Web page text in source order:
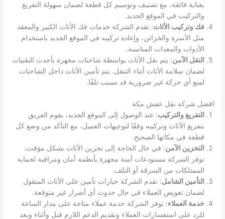
بعناية فائقة، مع تصنيف وتوسيم كل قطعة لضمان سهولة التفريغ
والتركيب في الموقع الجديد.
فك وتركيب الأثاث: تقدم الشركة خدمات فك الأثاث الكبير والمعقد
مثل الأسرة والخزائن، وإعادة تركيبه في الموقع الجديد باستخدام
الأدوات والمعدات المناسبة.
النقل الآمن: يتم نقل الأثاث بواسطة شاحنات مجهزة بأحدث التقنيات
لضمان سلامة الأثاث أثناء التنقل. يتم تأمين الأثاث داخل الشاحنات
لمنع أي حركة غير ضرورية قد تسبب تلفًا.
افضل شركة نقل عفش مكة
التفريغ والتركيب: عند الوصول إلى الموقع الجديد، يقوم الفريق
بتفريغ الأثاث وتركيبه وفقًا لتوجيهات العميل، مع التأكد من وضع كل
قطعة في مكانها الصحيح.
التخزين الآمن: في حال الحاجة إلى تخزين الأثاث بشكل مؤقت،
توفر الشركة مستودعات آمنة مجهزة بأنظمة أمان ومراقبة لحماية
الممتلكات من السرقة أو التلف.
التأمين الشامل: تقدم الشركة خيارات تأمين على الأثاث المنقول
لضمان تعويض العملاء في حال حدوث أي أضرار غير متوقعة.
خدمة العملاء: توفر الشركة خدمة عملاء متاحة على مدار الساعة
للرد على استفسارات العملاء وتقديم الدعم اللازم قبل وأثناء وبعد